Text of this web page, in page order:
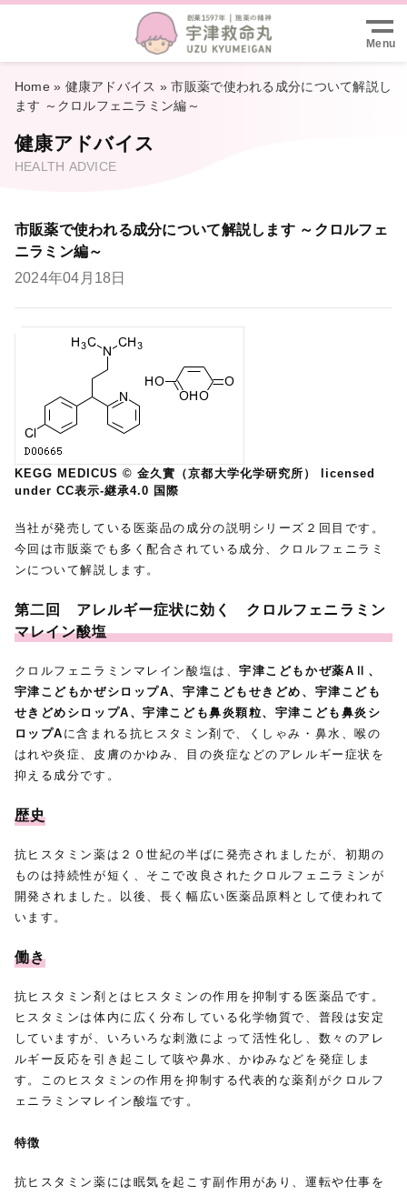
Menu
Home» 健康アドバイス »市販薬で使われる成分について解説し
ます ～クロルフェニラミン編～
健康アドバイス
HEALTH ADVICE
市販薬で使われる成分について解説します ～クロルフェ
ニラミン編～
2024年04月18日
KEGG MEDICUS © 金久實（京都大学化学研究所） licensed
under CC表示-継承4.0 国際
当社が発売している医薬品の成分の説明シリーズ２回目です。
今回は市販薬でも多く配合されている成分、クロルフェニラミ
ンについて解説します。
第二回 アレルギー症状に効く クロルフェニラミン
マレイン酸塩
クロルフェニラミンマレイン酸塩は、宇津こどもかぜ薬AⅡ、
宇津こどもかぜシロップA、宇津こどもせきどめ、宇津こども
せきどめシロップA、宇津こども鼻炎顆粒、宇津こども鼻炎シ
ロップA に含まれる抗ヒスタミン剤で、くしゃみ・鼻水、喉の
はれや炎症、皮膚のかゆみ、目の炎症などのアレルギー症状を
抑える成分です。
歴史
抗ヒスタミン薬は２０世紀の半ばに発売されましたが、初期の
ものは持続性が短く、そこで改良されたクロルフェニラミンが
開発されました。以後、長く幅広い医薬品原料として使われて
います。
働き
抗ヒスタミン剤とはヒスタミンの作用を抑制する医薬品です。
ヒスタミンは体内に広く分布している化学物質で、普段は安定
していますが、いろいろな刺激によって活性化し、数々のアレ
ルギー反応を引き起こして咳や鼻水、かゆみなどを発症しま
す。このヒスタミンの作用を抑制する代表的な薬剤がクロルフ
ェニラミンマレイン酸塩です。
特徴
抗ヒスタミン薬には眠気を起こす副作用があり、運転や仕事を